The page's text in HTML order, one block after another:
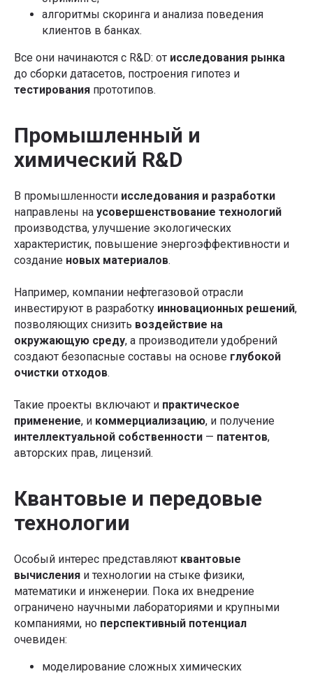
алгоритмы скоринга и анализа поведения
клиентов в банках.
Все они начинаются с R&D: от исследования рынка
до сборки датасетов, построения гипотез и
тестирования прототипов.
Промышленный и
химический R&D
В промышленности исследования и разработки
направлены на усовершенствование технологий
производства, улучшение экологических
характеристик, повышение энергоэффективности и
создание новых материалов.
Например, компании нефтегазовой отрасли
инвестируют в разработку инновационных решений,
позволяющих снизить воздействие на
окружающую среду, а производители удобрений
создают безопасные составы на основе глубокой
очистки отходов.
Такие проекты включают и практическое
применение, и коммерциализацию, и получение
интеллектуальной собственности — патентов,
авторских прав, лицензий.
Квантовые и передовые
технологии
Особый интерес представляют квантовые
вычисления и технологии на стыке физики,
математики и инженерии. Пока их внедрение
ограничено научными лабораториями и крупными
компаниями, но перспективный потенциал
очевиден:
моделирование сложных химических